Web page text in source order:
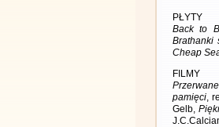
PŁYTY
Back to
Brathanki
Cheap
FILMY
pamięci,
Gelb,